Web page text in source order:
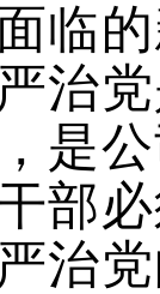
临
治
是
部
治